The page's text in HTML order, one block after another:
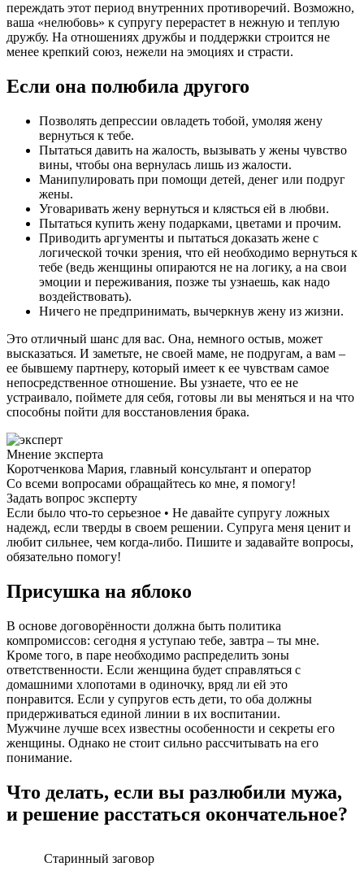
переждать этот период внутренних противоречий. Возможно,
ваша «нелюбовь» к супругу перерастет в нежную и теплую
дружбу. На отношениях дружбы и поддержки строится не
менее крепкий союз, нежели на эмоциях и страсти.
Если она полюбила другого
Позволять депрессии овладеть тобой, умоляя жену
вернуться к тебе.
Пытаться давить на жалость, вызывать у жены чувство
вины, чтобы она вернулась лишь из жалости.
Манипулировать при помощи детей, денег или подруг
жены.
Уговаривать жену вернуться и клясться ей в любви.
Пытаться купить жену подарками, цветами и прочим.
Приводить аргументы и пытаться доказать жене с
логической точки зрения, что ей необходимо вернуться к
тебе (ведь женщины опираются не на логику, а на свои
эмоции и переживания, позже ты узнаешь, как надо
воздействовать).
Ничего не предпринимать, вычеркнув жену из жизни.
Это отличный шанс для вас. Она, немного остыв, может
высказаться. И заметьте, не своей маме, не подругам, а вам –
ее бывшему партнеру, который имеет к ее чувствам самое
непосредственное отношение. Вы узнаете, что ее не
устраивало, поймете для себя, готовы ли вы меняться и на что
способны пойти для восстановления брака.
Мнение эксперта
Коротченкова Мария, главный консультант и оператор
Со всеми вопросами обращайтесь ко мне, я помогу!
Задать вопрос эксперту
Если было что-то серьезное • Не давайте супругу ложных
надежд, если тверды в своем решении. Супруга меня ценит и
любит сильнее, чем когда-либо. Пишите и задавайте вопросы,
обязательно помогу!
Присушка на яблоко
В основе договорённости должна быть политика
компромиссов: сегодня я уступаю тебе, завтра – ты мне.
Кроме того, в паре необходимо распределить зоны
ответственности. Если женщина будет справляться с
домашними хлопотами в одиночку, вряд ли ей это
понравится. Если у супругов есть дети, то оба должны
придерживаться единой линии в их воспитании.
Мужчине лучше всех известны особенности и секреты его
женщины. Однако не стоит сильно рассчитывать на его
понимание.
Что делать, если вы разлюбили мужа,
и решение расстаться окончательное?
Старинный заговор